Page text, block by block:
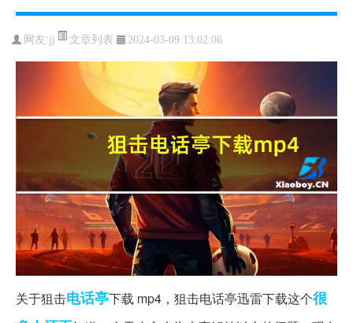
网友:jj 文章列表 2024-03-09 13:02:06
关于狙击电话亭下载 mp4，狙击电话亭迅雷下载这个很